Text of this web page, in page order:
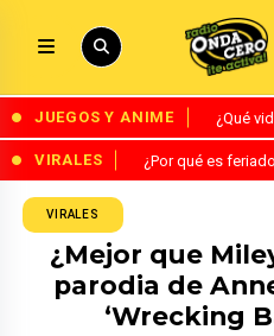
JUEGOS Y ANIME ¿Qué
VIRALES ¿Por qué es
VIRALES
¿Mejor que
parodia de
‘Wrecking